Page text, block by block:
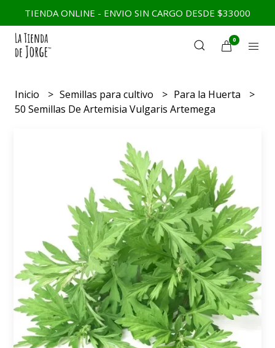
TIENDA ONLINE - ENVIO SIN CARGO DESDE $33000
0
Inicio Semillas para cultivo
Para la Huerta
50 Semillas De Artemisia Vulgaris Artemega